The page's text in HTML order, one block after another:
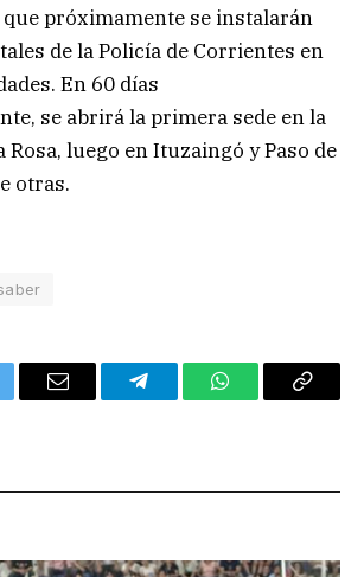
próximamente se instalarán
de la Policía de Corrientes en
En 60 días
se abrirá la primera sede en la
Rosa, luego en Ituzaingó y Paso de
otras.
Email TelegramWhatsAppCopy